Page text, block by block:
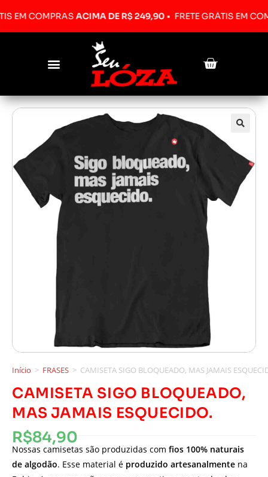
COMPRASACIMA DE R$ 249,90• FRETE GRÁTIS EM
Início > FRASES > CAMISETA SIGO BLOQUEADO, MAS JAMAIS
CAMISETA SIGO BLOQUEADO,
MAS JAMAIS ESQUECIDO.
R$84,90
Nossas camisetas são produzidas com fios 100% naturais
de algodão. Esse material é produzido artesanalmente na